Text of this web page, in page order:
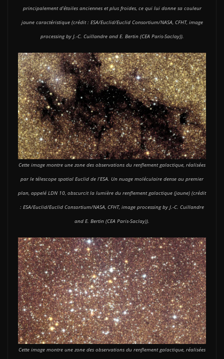
principalement d’étoiles anciennes et plus froides, ce qui lui donne sa couleur
jaune caractéristique (crédit : ESA/Euclid/Euclid Consortium/NASA, CFHT, image
processing by J.-C. Cuillandre and E. Bertin (CEA Paris-Saclay)).
Cette image montre une zone des observations du renflement galactique, réalisées
par le télescope spatial Euclid de l’ESA. Un nuage moléculaire dense au premier
plan, appelé LDN 10, obscurcit la lumière du renflement galactique (jaune) (crédit
: ESA/Euclid/Euclid Consortium/NASA, CFHT, image processing by J.-C. Cuillandre
and E. Bertin (CEA Paris-Saclay)).
Cette image montre une zone des observations du renflement galactique, réalisées